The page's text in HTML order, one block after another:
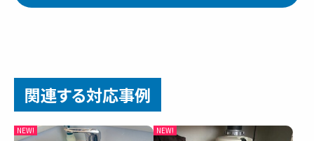
関連する対応事例